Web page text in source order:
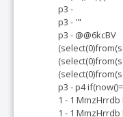
p3 -
p3 - '"
p3 - @@6kcBV
p3 - p4
1 - 1
1 - 1